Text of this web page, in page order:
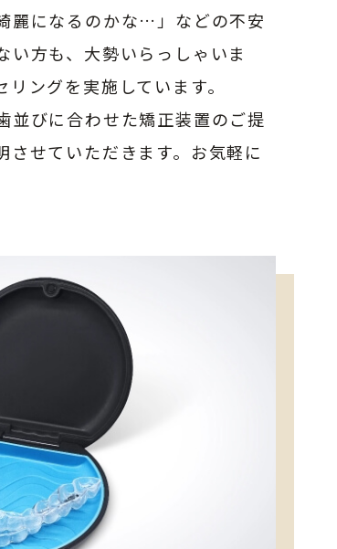
麗になるのかな…」などの不安
い方も、大勢いらっしゃいま
ングを実施しています。
並びに合わせた矯正装置のご提
せていただきます。お気軽に